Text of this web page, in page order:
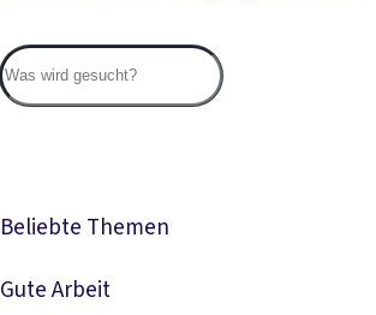
Beliebte Themen
Gute Arbeit